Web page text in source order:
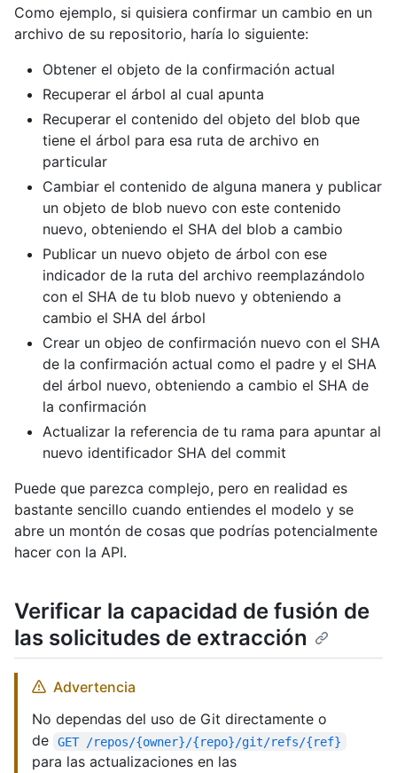
Como ejemplo, si quisiera confirmar un cambio en un
archivo de su repositorio, haría lo siguiente:
Obtener el objeto de la confirmación actual
Recuperar el árbol al cual apunta
Recuperar el contenido del objeto del blob que
tiene el árbol para esa ruta de archivo en
particular
Cambiar el contenido de alguna manera y publicar
un objeto de blob nuevo con este contenido
nuevo, obteniendo el SHA del blob a cambio
Publicar un nuevo objeto de árbol con ese
indicador de la ruta del archivo reemplazándolo
con el SHA de tu blob nuevo y obteniendo a
cambio el SHA del árbol
Crear un objeo de confirmación nuevo con el SHA
de la confirmación actual como el padre y el SHA
del árbol nuevo, obteniendo a cambio el SHA de
la confirmación
Actualizar la referencia de tu rama para apuntar al
nuevo identificador SHA del commit
Puede que parezca complejo, pero en realidad es
bastante sencillo cuando entiendes el modelo y se
abre un montón de cosas que podrías potencialmente
hacer con la API.
Verificar la capacidad de fusión de
las solicitudes de extracción
Advertencia
No dependas del uso de Git directamente o
de
GET /repos/{owner}/{repo}/git/refs/{ref}
para las actualizaciones en las